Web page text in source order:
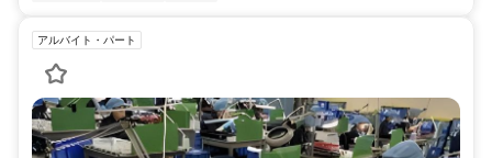
アルバイト・パート